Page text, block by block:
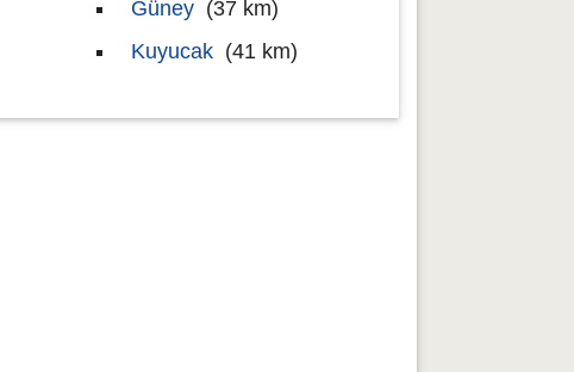
Güney (37 km)
Kuyucak (41 km)